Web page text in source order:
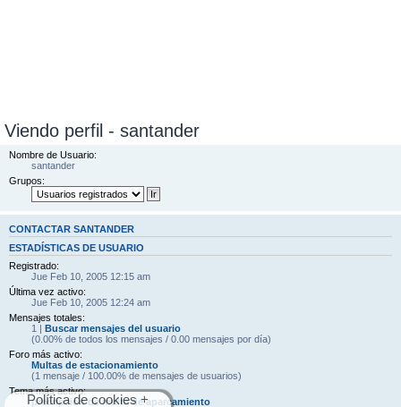
Viendo perfil - santander
Nombre de Usuario:
santander
Grupos:
CONTACTAR SANTANDER
ESTADÍSTICAS DE USUARIO
Registrado:
Jue Feb 10, 2005 12:15 am
Última vez activo:
Jue Feb 10, 2005 12:24 am
Mensajes totales:
1 | Buscar mensajes del usuario
(0.00% de todos los mensajes / 0.00 mensajes por día)
Foro más activo:
Multas de estacionamiento
(1 mensaje / 100.00% de mensajes de usuarios)
Tema más activo:
precripcion de multa de aparcamiento
Política de cookies +